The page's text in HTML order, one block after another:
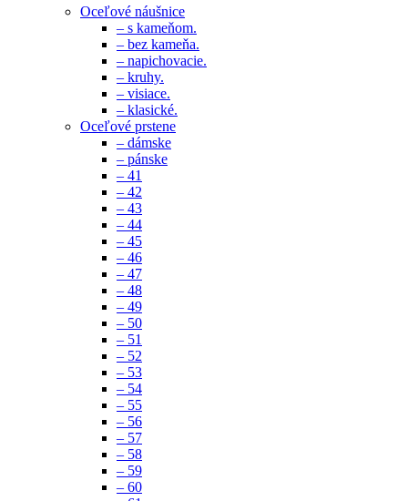
Oceľové náušnice
– s kameňom.
– bez kameňa.
– napichovacie.
– kruhy.
– visiace.
– klasické.
Oceľové prstene
– dámske
– pánske
– 41
– 42
– 43
– 44
– 45
– 46
– 47
– 48
– 49
– 50
– 51
– 52
– 53
– 54
– 55
– 56
– 57
– 58
– 59
– 60